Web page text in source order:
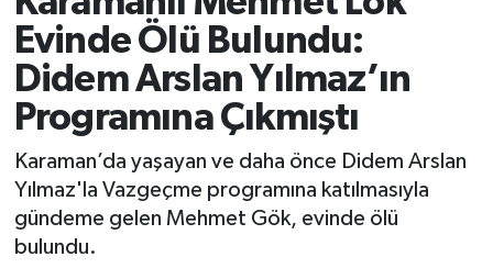
Evinde Ölü Bulundu:
Didem Arslan Yılmaz’ın
Programına Çıkmıştı
Karaman’da yaşayan ve daha önce Didem Arslan
Yılmaz'la Vazgeçme programına katılmasıyla
gündeme gelen Mehmet Gök, evinde ölü
bulundu.
Vefat Edenler